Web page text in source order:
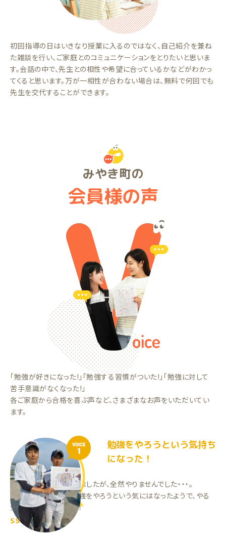
初回指導の日はいきなり授業に入るのではなく、自己紹介を兼ね
た雑談を行い、ご家庭とのコミュニケーションをとりたいと思いま
す。会話の中で、先生との相性や希望に合っているかなどがわかっ
てくると思います。万が一相性が合わない場合は、無料で何回でも
先生を交代することができます。
みやき町の
会員様の声
「勉強が好きになった!」「勉強する習慣がついた!」「勉強に対して
苦手意識がなくなった!」
各ご家庭から合格を喜ぶ声など、さまざまなお声をいただいてい
ます。
VOICE
1
勉強をやろうという気持ち
になった！
以前進研ゼミをしていましたが、全然やりませんでした・・・。
家庭教師を始めて、勉強をやろうという気にはなったようで、やる
気が少し出てきました！
SSくん（中3）